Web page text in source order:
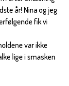
år! Nina og jeg
fik vi
var ikke
lige i smasken